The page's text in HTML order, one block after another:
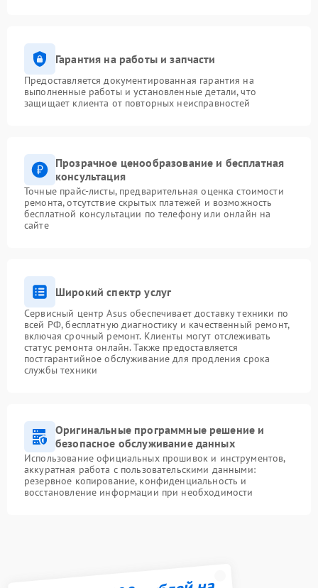
Гарантия на работы и запчасти
Предоставляется документированная гарантия на
выполненные работы и установленные детали, что
защищает клиента от повторных неисправностей
Прозрачное ценообразование и бесплатная
консультация
Точные прайс-листы, предварительная оценка стоимости
ремонта, отсутствие скрытых платежей и возможность
бесплатной консультации по телефону или онлайн на
сайте
Широкий спектр услуг
Сервисный центр Asus обеспечивает доставку техники по
всей РФ, бесплатную диагностику и качественный ремонт,
включая срочный ремонт. Клиенты могут отслеживать
статус ремонта онлайн. Также предоставляется
постгарантийное обслуживание для продления срока
службы техники
Оригинальные программные решение и
безопасное обслуживание данных
Использование официальных прошивок и инструментов,
аккуратная работа с пользовательскими данными:
резервное копирование, конфиденциальность и
восстановление информации при необходимости